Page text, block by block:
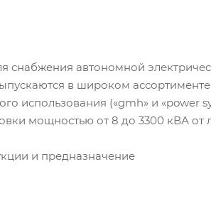
снабжения автономной
в широком
использования («gmh» и «power
мощностью от 8 до 3300 кВА от
и предназначение